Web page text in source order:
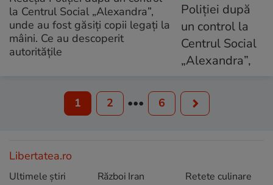
la Centrul Social „Alexandra”,
unde au fost găsiți copii legați la
mâini. Ce au descoperit
autoritățile
1 2 ••• 6
Libertatea.ro
Ultimele știri
Război Iran
Retete culinare